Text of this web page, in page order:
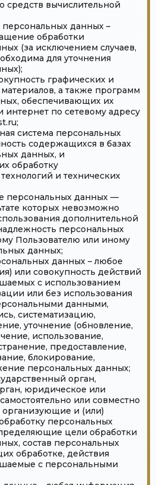
вычислительной
данных –
обработки
(за исключением случаев,
для уточнения
графических и
а также программ
обеспечивающих их
интернет по сетевому адресу
система персональных
содержащихся в базах
данных, и
обработку
и технических
персональных данных —
которых невозможно
дополнительной
персональных
Пользователю или иному
данных;
данных – любое
или совокупность действий
с использованием
или без использования
данными,
систематизацию,
уточнение (обновление,
использование,
предоставление,
блокирование,
персональных данных;
орган,
юридическое или
или совместно
и (или)
персональных
цели обработки
состав персональных
обработке, действия
с персональными